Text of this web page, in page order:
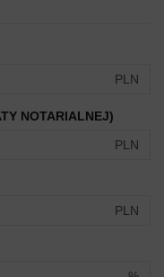
PLN
NOTARIALNEJ)
PLN
PLN